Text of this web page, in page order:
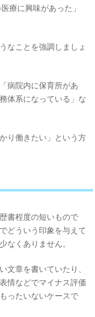
療に興味があった」
なことを強調しましょ
病院内に保育所があ
体系になっている」な
り働きたい」という方
書程度の短いもので
どういう印象を与えて
なくありません。
文章を書いていたり、
情などでマイナス評価
ったいないケースで